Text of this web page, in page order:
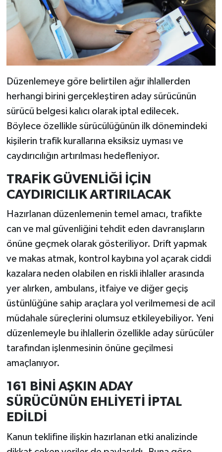
Düzenlemeye göre belirtilen ağır ihlallerden
herhangi birini gerçekleştiren aday sürücünün
sürücü belgesi kalıcı olarak iptal edilecek.
Böylece özellikle sürücülüğünün ilk dönemindeki
kişilerin trafik kurallarına eksiksiz uyması ve
caydırıcılığın artırılması hedefleniyor.
TRAFİK GÜVENLİĞİ İÇİN
CAYDIRICILIK ARTIRILACAK
Hazırlanan düzenlemenin temel amacı, trafikte
can ve mal güvenliğini tehdit eden davranışların
önüne geçmek olarak gösteriliyor. Drift yapmak
ve makas atmak, kontrol kaybına yol açarak ciddi
kazalara neden olabilen en riskli ihlaller arasında
yer alırken, ambulans, itfaiye ve diğer geçiş
üstünlüğüne sahip araçlara yol verilmemesi de acil
müdahale süreçlerini olumsuz etkileyebiliyor. Yeni
düzenlemeyle bu ihlallerin özellikle aday sürücüler
tarafından işlenmesinin önüne geçilmesi
amaçlanıyor.
161 BİNİ AŞKIN ADAY
SÜRÜCÜNÜN EHLİYETİ İPTAL
EDİLDİ
Kanun teklifine ilişkin hazırlanan etki analizinde